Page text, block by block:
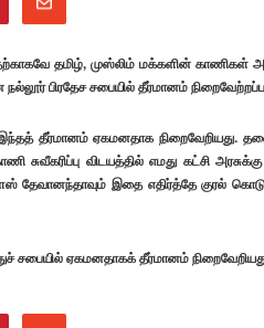
தமிழ், முஸ்லிம் மக்களின் காணிகள்
பிரதேச சபையில் தீர்மானம்
தீர்மானம் ஏகமனதாக நிறைவேறியது.
விடயத்தில் எமது கட்சி
இதை எதிர்த்தே குரல்
சபையில் ஏகமனதாகக் தீர்மானம்